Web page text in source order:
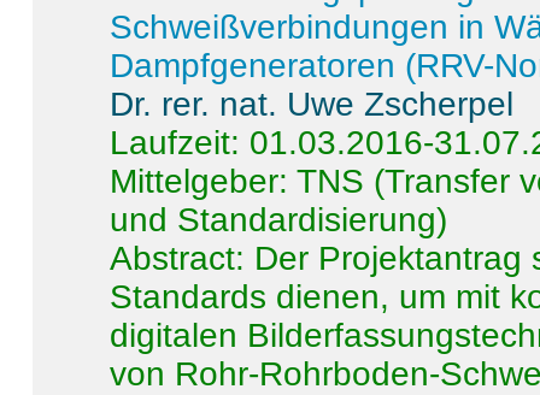
Schweißverbindungen in
Dampfgeneratoren (RRV-
Dr. rer. nat. Uwe Zscherpel
Laufzeit: 01.03.2016-
Mittelgeber: TNS (Transfer
und Standardisierung)
Abstract: Der Projektantrag
Standards dienen, um mit
digitalen
von Rohr-Rohrboden-